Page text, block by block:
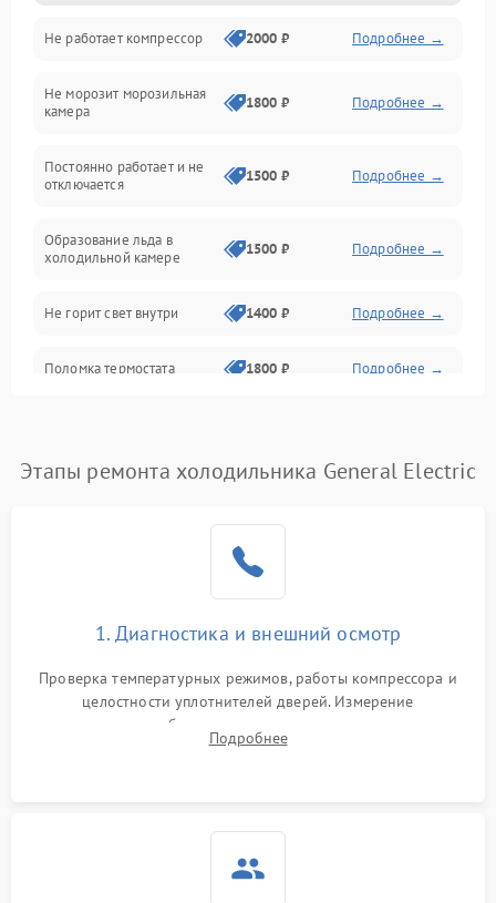
Электропитание
Дренаж
Не работает компрессор 2000 ₽ Подробнее →
Не морозит морозильная
камера
1800 ₽ Подробнее →
Постоянно работает и не
отключается
1500 ₽ Подробнее →
Образование льда в
холодильной камере
1500 ₽ Подробнее →
Не горит свет внутри 1400 ₽ Подробнее →
Поломка термостата 1800 ₽ Подробнее →
Поломка системы No Frost 2600 ₽ Подробнее →
работе
2000 ₽ Подробнее →
1000 ₽
1800 ₽
Этапы ремонта холодильника General Electric
1. Диагностика и внешний осмотр
Проверка температурных режимов, работы компрессора и
целостности уплотнителей дверей. Измерение
сопротивления обмоток мотора, проверка термостата и
считывание кодов ошибок с электронного дисплея.
Подробнее